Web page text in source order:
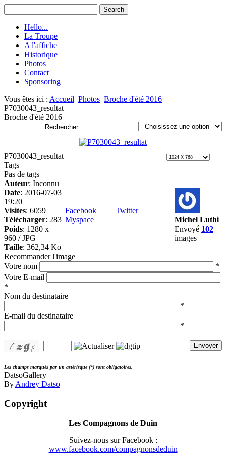
Hello...
La Troupe
A l'affiche
Historique
Photos
Contact
Sponsoring
Vous êtes ici : Accueil Photos Broche d'été 2016
P7030043_resultat
Broche d'été 2016
P7030043_resultat
Tags
Pas de tags
Auteur: Inconnu
Date: 2016-07-03
19:20
Visites: 6059
Télécharger: 283
Poids: 1280 x
960 / JPG
Taille: 362,34 Ko
Facebook
Twitter
Myspace
Michel Luthi
Envoyé 102
images
Recommander l'image
Votre nom
*
Votre E-mail
*
Nom du destinataire
*
E-mail du destinataire
*
Envoyer
Les champs marqués par un astérisque (*) sont obligatoires.
DatsoGallery
By Andrey Datso
Copyright
Les Compagnons de Duin
Suivez-nous sur Facebook :
www.facebook.com/compagnonsdeduin